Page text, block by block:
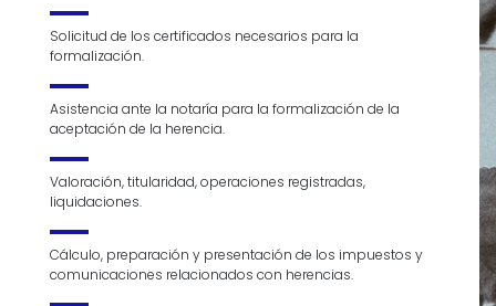
Solicitud de los certificados necesarios para la
formalización.
Asistencia ante la notaría para la formalización de la
aceptación de la herencia.
Valoración, titularidad, operaciones registradas,
liquidaciones.
Cálculo, preparación y presentación de los impuestos y
comunicaciones relacionados con herencias.